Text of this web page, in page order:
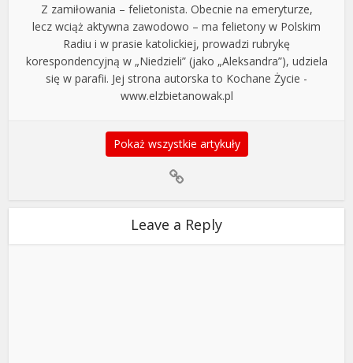
Z zamiłowania – felietonista. Obecnie na emeryturze,
lecz wciąż aktywna zawodowo – ma felietony w Polskim
Radiu i w prasie katolickiej, prowadzi rubrykę
korespondencyjną w „Niedzieli” (jako „Aleksandra”), udziela
się w parafii. Jej strona autorska to Kochane Życie -
www.elzbietanowak.pl
Pokaż wszystkie artykuły
Leave a Reply